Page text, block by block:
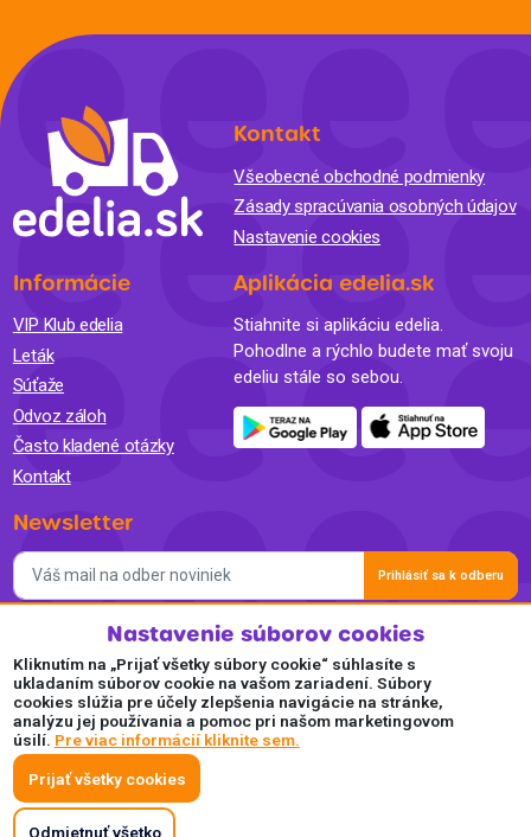
Kontakt
Všeobecné obchodné podmienky
Zásady spracúvania osobných údajov
Nastavenie cookies
Informácie
VIP Klub edelia
Leták
Súťaže
Odvoz záloh
Často kladené otázky
Kontakt
Aplikácia edelia.sk
Stiahnite si aplikáciu edelia.
Pohodlne a rýchlo budete mať svoju
edeliu stále so sebou.
Newsletter
Prihlásiť sa k odberu
Súhlasím so spracovaním osobných údajov a so zasielaním
newslettra na marketingové účely a oboznámil som sa so
Zásadami ochrany osobných údajov.
Akceptujeme
Plaťte pohodlne a bezpečne online.
Nastavenie súborov cookies
Kliknutím na „Prijať všetky súbory cookie“ súhlasíte s
ukladaním súborov cookie na vašom zariadení. Súbory
cookies slúžia pre účely zlepšenia navigácie na stránke,
analýzu jej používania a pomoc pri našom marketingovom
úsilí. Pre viac informácií kliknite sem.
Prijať všetky cookies
Odmietnuť všetko